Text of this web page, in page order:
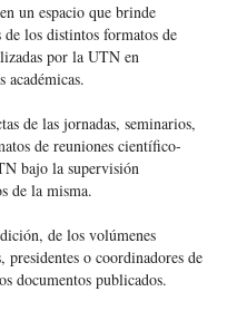
un espacio que brinde
los distintos formatos de
por la UTN en
académicas.
de las jornadas, seminarios,
de reuniones científico-
bajo la supervisión
de la misma.
de los volúmenes
o coordinadores de
documentos publicados.